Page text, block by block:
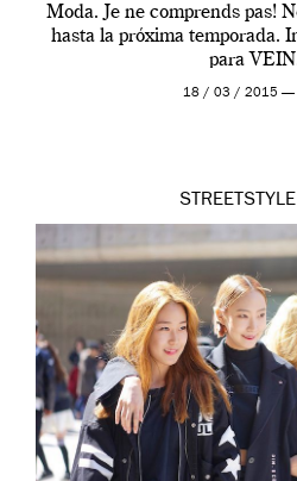
Moda. Je ne comprends pas!
hasta la próxima temporada.
para
18 / 03 / 2015 —
STREETSTYLE